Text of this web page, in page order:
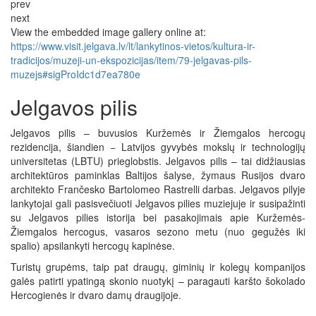
prev
next
View the embedded image gallery online at:
https://www.visit.jelgava.lv/lt/lankytinos-vietos/kultura-ir-
tradicijos/muzeji-un-ekspozicijas/item/79-jelgavas-pils-
muzejs#sigProIdc1d7ea780e
Jelgavos pilis
Jelgavos pilis – buvusios Kuržemės ir Žiemgalos hercogų
rezidencija, šiandien − Latvijos gyvybės mokslų ir technologijų
universitetas (LBTU) prieglobstis. Jelgavos pilis – tai didžiausias
architektūros paminklas Baltijos šalyse, žymaus Rusijos dvaro
architekto Frančesko Bartolomeo Rastrelli darbas. Jelgavos pilyje
lankytojai gali pasisvečiuoti Jelgavos pilies muziejuje ir susipažinti
su Jelgavos pilies istorija bei pasakojimais apie Kuržemės-
Žiemgalos hercogus, vasaros sezono metu (nuo gegužės iki
spalio) apsilankyti hercogų kapinėse.
Turistų grupėms, taip pat draugų, giminių ir kolegų kompanijos
galės patirti ypatingą skonio nuotykį – paragauti karšto šokolado
Hercogienės ir dvaro damų draugijoje.